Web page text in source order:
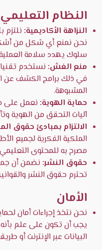
النظام
النزاهة الأكاديمية: نلتزم
نحن نمنع أي شكل من
سلوك يهدد سلامة العملية
منع الغش: نستخدم
في ذلك برامج الكشف عن
المشبوهة.
حماية الهوية: نعمل على
آليات التحقق من الهوية
الالتزام بمبادئ حقوق
الملكية الفكرية لجميع
مصرح به للمحتوى
حقوق النشر: نضمن أن
تحترم حقوق النشر
الأمان
نحن نتخذ إجراءات أمان
يجب أن تكون على علم بأنه
البيانات عبر الإنترنت أو